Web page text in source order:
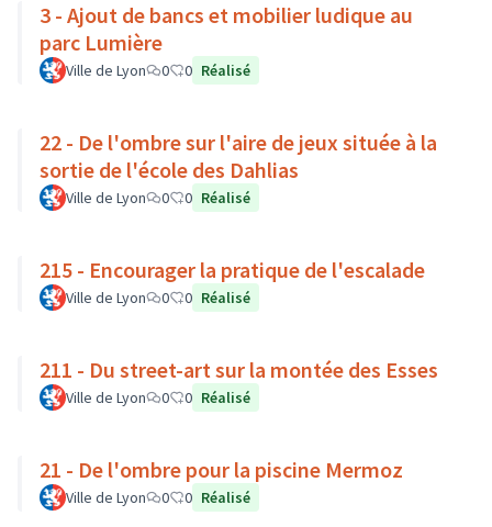
3 - Ajout de bancs et mobilier ludique au
parc Lumière
Ville de Lyon 0 0 Réalisé
22 - De l'ombre sur l'aire de jeux située à la
sortie de l'école des Dahlias
Ville de Lyon 0 0 Réalisé
215 - Encourager la pratique de l'escalade
Ville de Lyon 0 0 Réalisé
211 - Du street-art sur la montée des Esses
Ville de Lyon 0 0 Réalisé
21 - De l'ombre pour la piscine Mermoz
Ville de Lyon 0 0 Réalisé